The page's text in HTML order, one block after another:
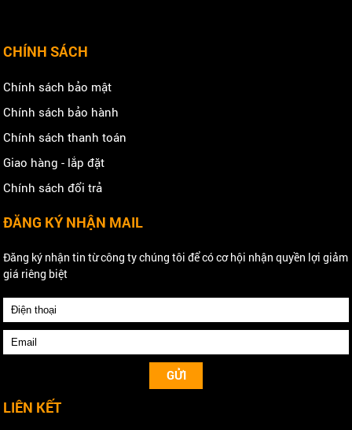
CHÍNH SÁCH
Chính sách bảo mật
Chính sách bảo hành
Chính sách thanh toán
Giao hàng - lắp đặt
Chính sách đổi trả
ĐĂNG KÝ NHẬN MAIL
Đăng ký nhận tin từ công ty chúng tôi để có cơ hội nhận quyền lợi giảm
giá riêng biệt
LIÊN KẾT